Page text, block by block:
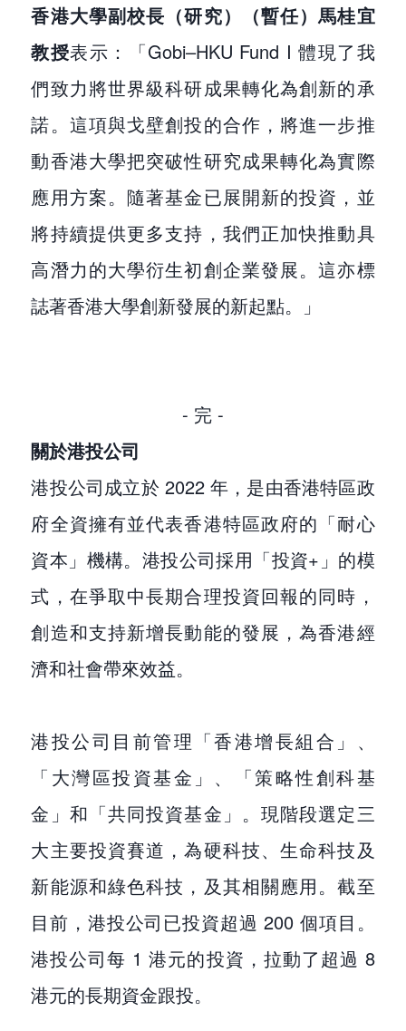
香港大學副校長（研究）（暫任）馬桂宜
教授表示：「Gobi–HKU Fund I 體現了我
們致力將世界級科研成果轉化為創新的承
諾。這項與戈壁創投的合作，將進一步推
動香港大學把突破性研究成果轉化為實際
應用方案。隨著基金已展開新的投資，並
將持續提供更多支持，我們正加快推動具
高潛力的大學衍生初創企業發展。這亦標
誌著香港大學創新發展的新起點。」
- 完 -
關於港投公司
港投公司成立於 2022 年，是由香港特區政
府全資擁有並代表香港特區政府的「耐心
資本」機構。港投公司採用「投資+」的模
式，在爭取中長期合理投資回報的同時，
創造和支持新增長動能的發展，為香港經
濟和社會帶來效益。
港投公司目前管理「香港增長組合」、
「大灣區投資基金」、「策略性創科基
金」和「共同投資基金」。現階段選定三
大主要投資賽道，為硬科技、生命科技及
新能源和綠色科技，及其相關應用。截至
目前，港投公司已投資超過 200 個項目。
港投公司每 1 港元的投資，拉動了超過 8
港元的長期資金跟投。